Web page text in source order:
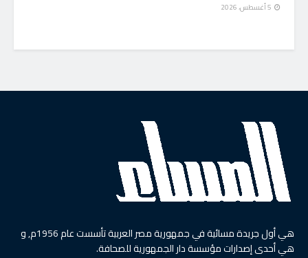
هي أول جريدة مسائية في جمهورية مصر العربية تأسست عام 1956م, و
هي أحدى إصدارات مؤسسة دار الجمهورية للصحافة.